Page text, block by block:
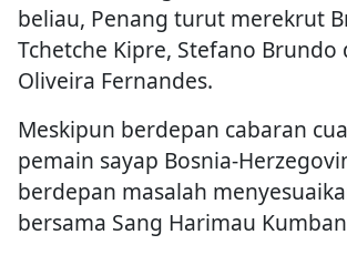
beliau, Penang turut merekrut
Tchetche Kipre, Stefano Brundo
Oliveira Fernandes.
Meskipun berdepan cabaran
pemain sayap Bosnia-
berdepan masalah
bersama Sang Harimau